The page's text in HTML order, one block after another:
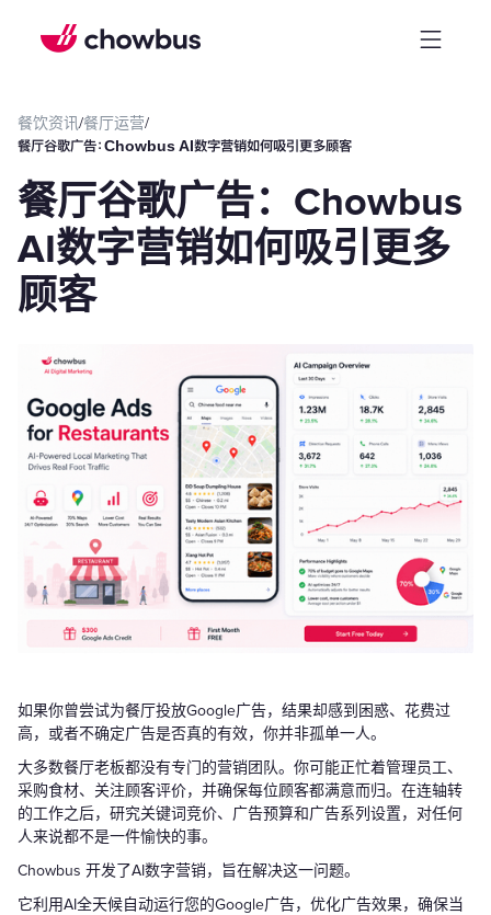
餐饮资讯/餐厅运营/
餐厅谷歌广告：Chowbus AI数字营销如何吸引更多顾客
餐厅谷歌广告：Chowbus
AI数字营销如何吸引更多
顾客
如果你曾尝试为餐厅投放Google广告，结果却感到困惑、花费过
高，或者不确定广告是否真的有效，你并非孤单一人。
大多数餐厅老板都没有专门的营销团队。你可能正忙着管理员工、
采购食材、关注顾客评价，并确保每位顾客都满意而归。在连轴转
的工作之后，研究关键词竞价、广告预算和广告系列设置，对任何
人来说都不是一件愉快的事。
Chowbus 开发了AI数字营销，旨在解决这一问题。
它利用AI全天候自动运行您的Google广告，优化广告效果，确保当